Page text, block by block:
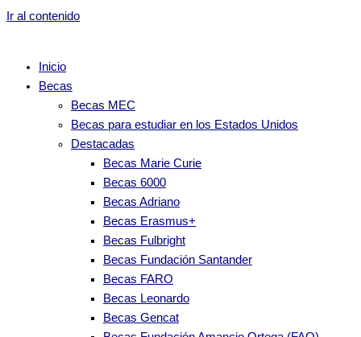
Ir al contenido
Inicio
Becas
Becas MEC
Becas para estudiar en los Estados Unidos
Destacadas
Becas Marie Curie
Becas 6000
Becas Adriano
Becas Erasmus+
Becas Fulbright
Becas Fundación Santander
Becas FARO
Becas Leonardo
Becas Gencat